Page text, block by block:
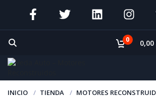
0 0,00
INICIO TIENDA
MOTORES